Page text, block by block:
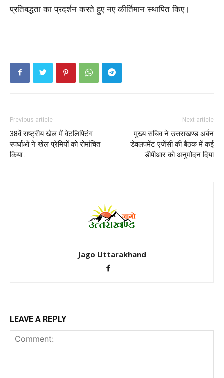
प्रतिबद्धता का प्रदर्शन करते हुए नए कीर्तिमान स्थापित किए।
Previous article
38वें राष्ट्रीय खेल में वेटलिफ्टिंग
स्पर्धाओं ने खेल प्रेमियों को रोमांचित
किया…
Next article
मुख्य सचिव ने उत्तराखण्ड अर्बन
डेवलपमेंट एजेंसी की बैठक में कई
डीपीआर को अनुमोदन दिया
Jago Uttarakhand
LEAVE A REPLY